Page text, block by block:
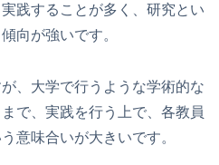
践することが多く、研究とい
向が強いです。
、大学で行うような学術的な
で、実践を行う上で、各教員
意味合いが大きいです。